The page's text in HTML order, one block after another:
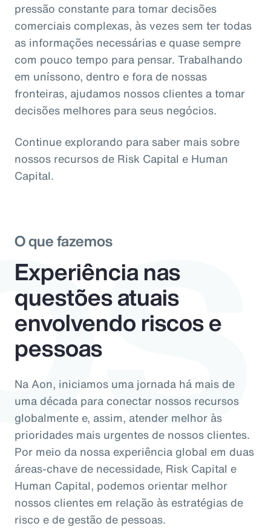
pressão constante para tomar decisões
comerciais complexas, às vezes sem ter todas
as informações necessárias e quase sempre
com pouco tempo para pensar. Trabalhando
em uníssono, dentro e fora de nossas
fronteiras, ajudamos nossos clientes a tomar
decisões melhores para seus negócios.
Continue explorando para saber mais sobre
nossos recursos de Risk Capital e Human
Capital.
O que fazemos
Experiência nas
questões atuais
envolvendo riscos e
pessoas
Na Aon, iniciamos uma jornada há mais de
uma década para conectar nossos recursos
globalmente e, assim, atender melhor às
prioridades mais urgentes de nossos clientes.
Por meio da nossa experiência global em duas
áreas-chave de necessidade, Risk Capital e
Human Capital, podemos orientar melhor
nossos clientes em relação às estratégias de
risco e de gestão de pessoas.